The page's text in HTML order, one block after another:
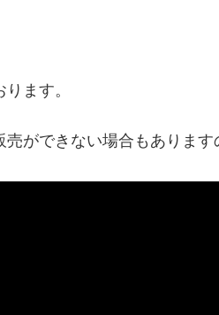
ます。
ができない場合もあります